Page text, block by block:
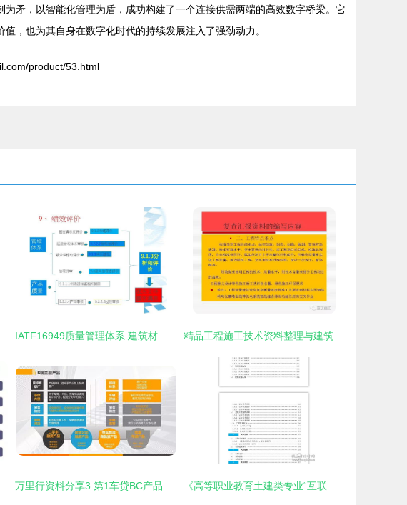
矛，以智能化管理为盾，成功构建了一个连接供需两端的高效数字桥梁。它
，也为其自身在数字化时代的持续发展注入了强劲动力。
product/53.html